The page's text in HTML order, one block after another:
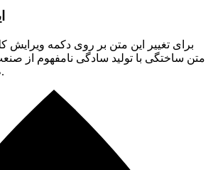
برای تغییر این متن بر روی دکمه ویرایش
متن ساختگی با تولید سادگی نامفهوم از
طراحان گرافیک است.